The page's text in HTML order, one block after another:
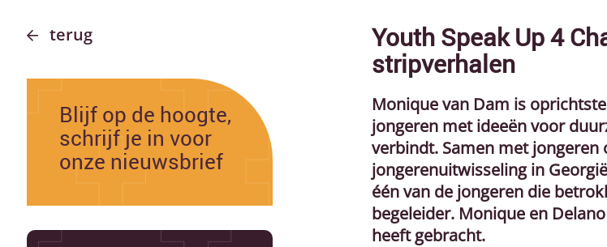
terug
Blijf op de hoogte,
schrijf je in voor
onze nieuwsbrief
Youth Speak Up 4
stripverhalen
Monique van Dam is
jongeren met ideeën voor
verbindt. Samen met jongeren
jongerenuitwisseling in
één van de jongeren die
begeleider. Monique en
heeft gebracht.